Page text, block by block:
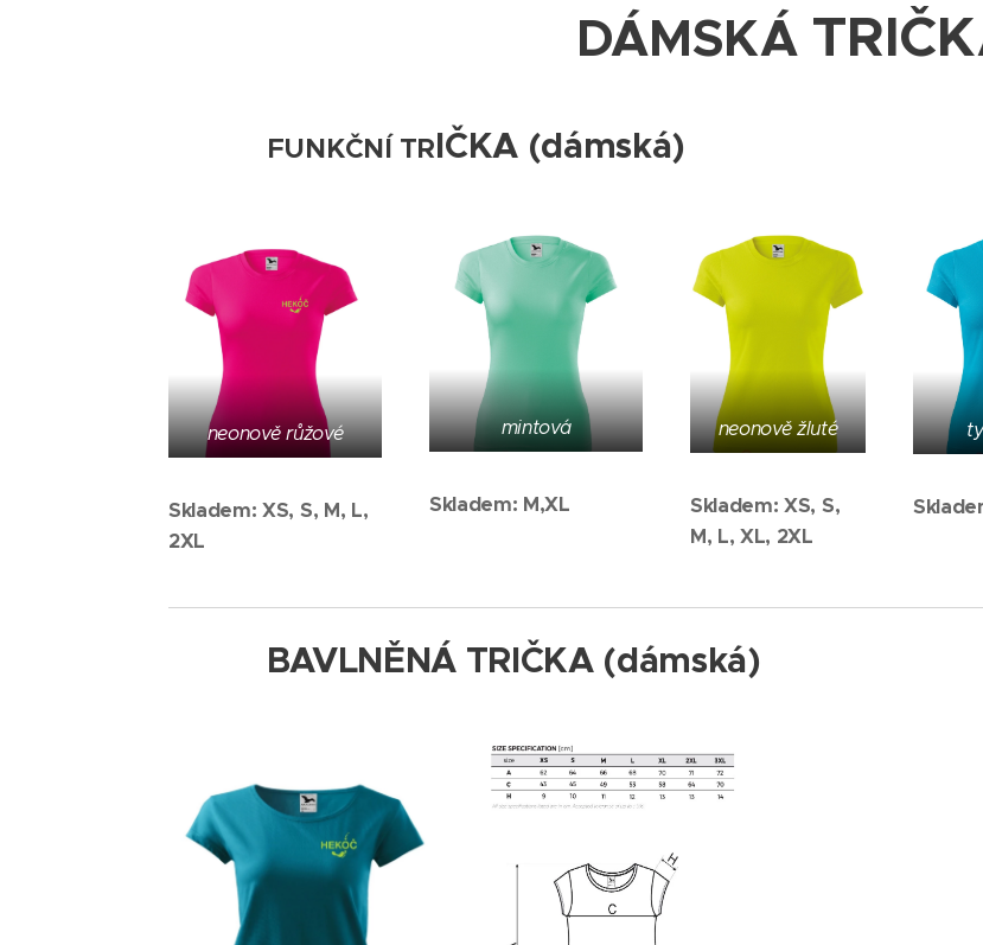
DÁMSKÁ
FUNKČNÍ TRIČKA (dámská)
neonově růžové
Skladem: XS, S, M, L,
2XL
mintová
Skladem: M,XL
neonově žluté
Skladem: XS, S,
M, L, XL, 2XL
BAVLNĚNÁ TRIČKA (dámská)